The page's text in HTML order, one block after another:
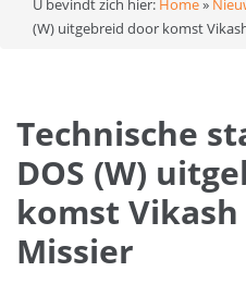
U bevindt zich hier: Home»
(W) uitgebreid door komst
Technische
DOS (W)
komst
Missier